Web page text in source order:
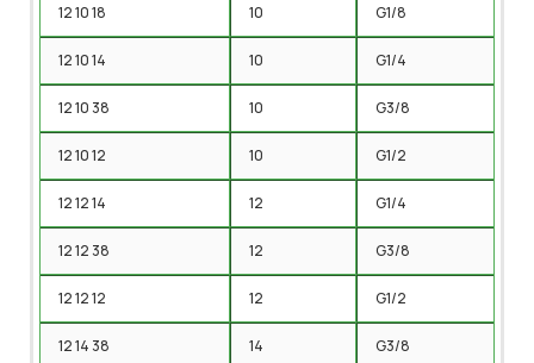
12 10 18 10 G1/8
12 10 14 10 G1/4
12 10 38 10 G3/8
12 10 12 10 G1/2
12 12 14 12 G1/4
12 12 38 12 G3/8
12 12 12 12 G1/2
12 14 38 14 G3/8